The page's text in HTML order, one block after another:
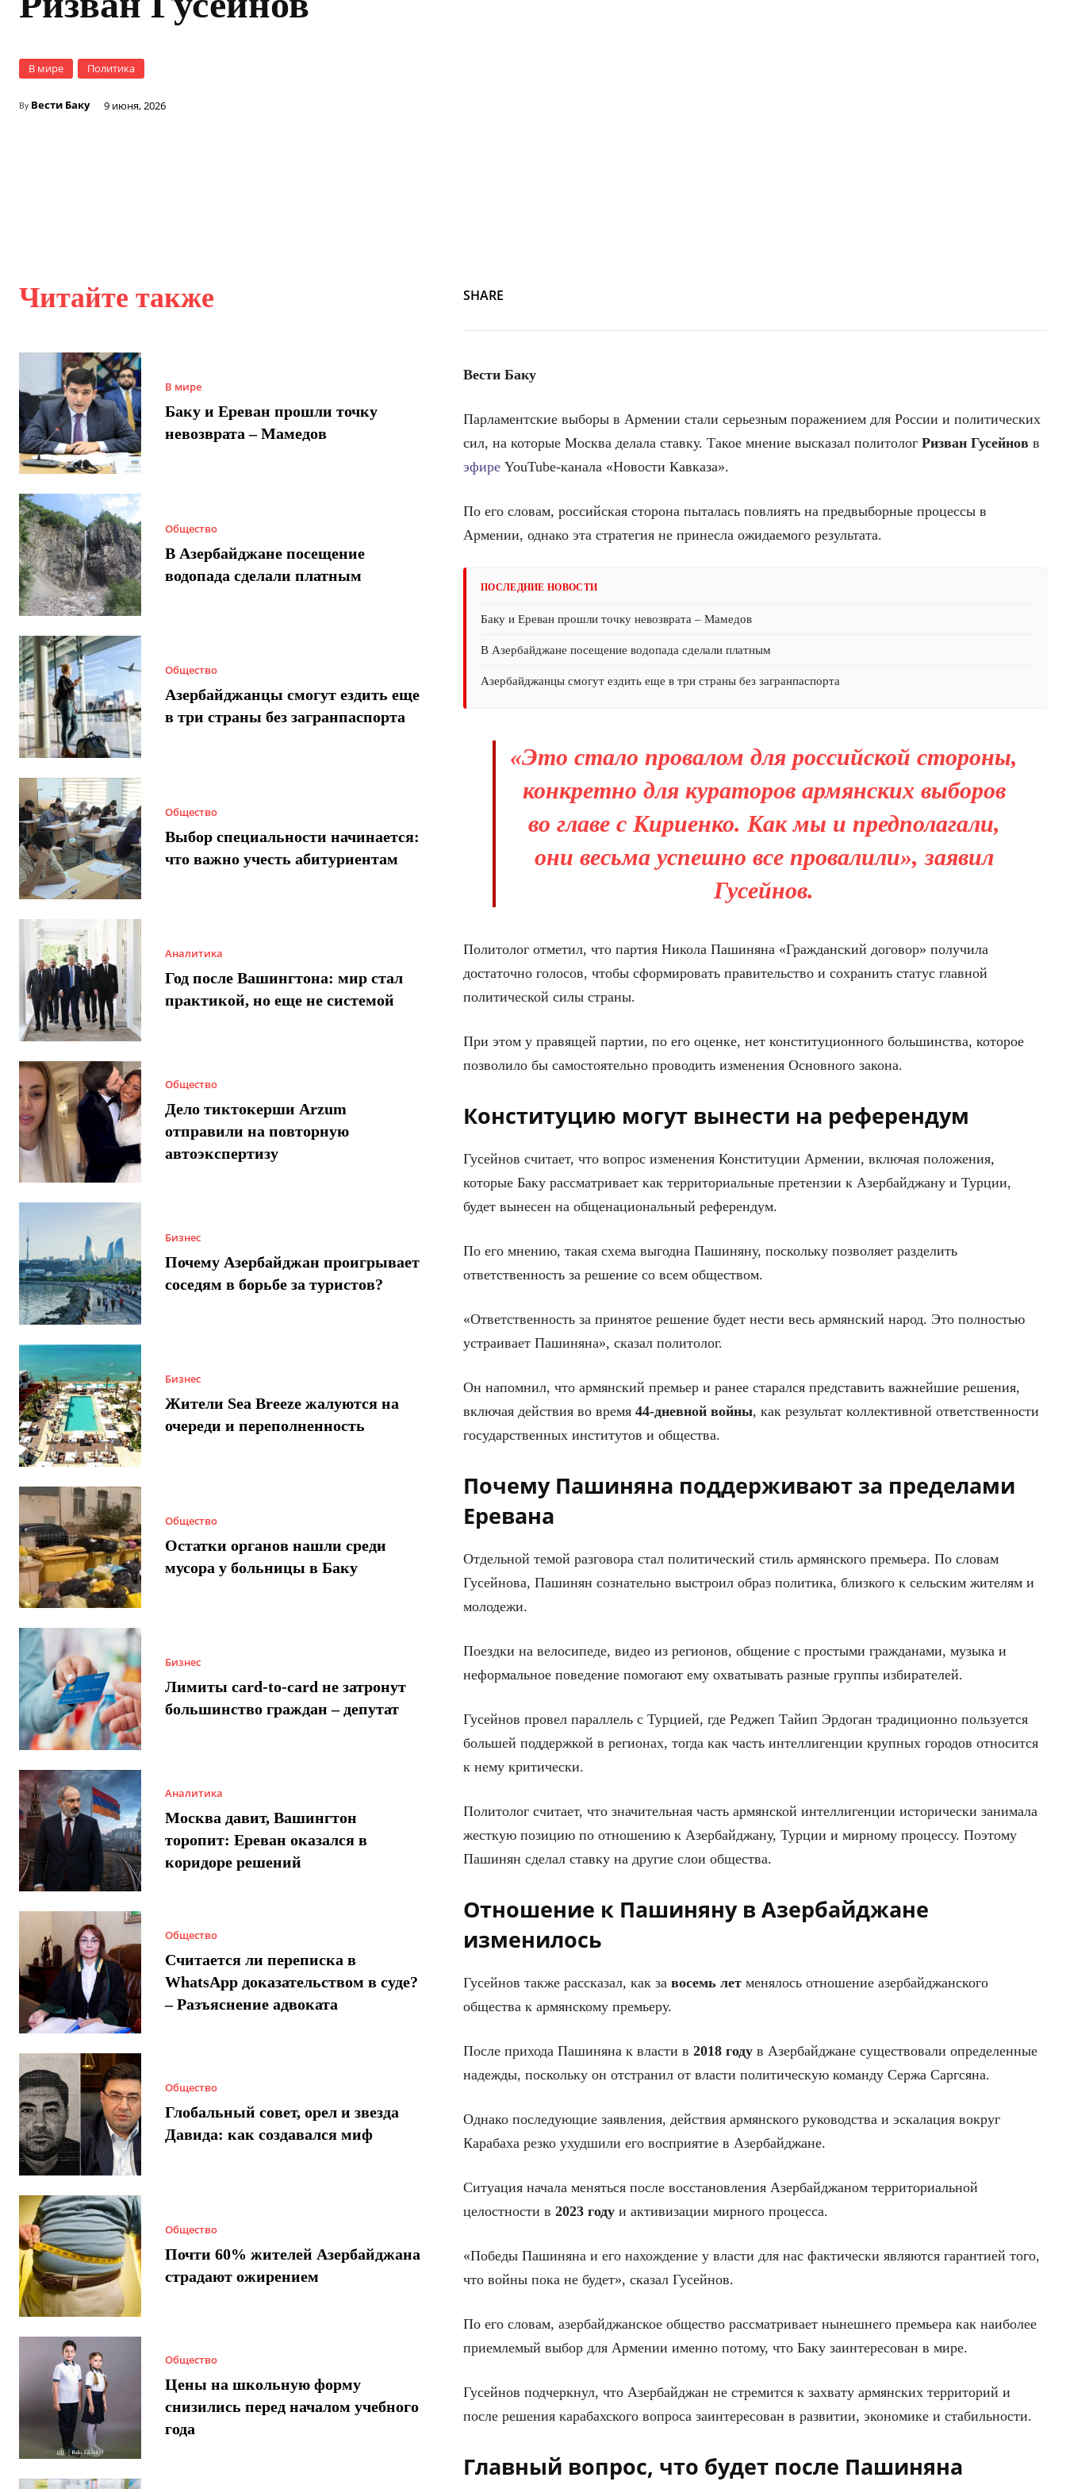
В мире Политика
By Вести Баку 9 июня, 2026
Читайте также
В мире
Баку и Ереван прошли точку
невозврата – Мамедов
Общество
В Азербайджане посещение
водопада сделали платным
Общество
Азербайджанцы смогут ездить еще
в три страны без загранпаспорта
Общество
Выбор специальности начинается:
что важно учесть абитуриентам
Аналитика
Год после Вашингтона: мир стал
практикой, но еще не системой
Общество
Дело тиктокерши Arzum
отправили на повторную
автоэкспертизу
Бизнес
Почему Азербайджан проигрывает
соседям в борьбе за туристов?
Бизнес
Жители Sea Breeze жалуются на
очереди и переполненность
Общество
Остатки органов нашли среди
мусора у больницы в Баку
Бизнес
Лимиты card-to-card не затронут
большинство граждан – депутат
Аналитика
Москва давит, Вашингтон
торопит: Ереван оказался в
коридоре решений
Общество
Считается ли переписка в
WhatsApp доказательством в суде?
– Разъяснение адвоката
Общество
Глобальный совет, орел и звезда
Давида: как создавался миф
Общество
Почти 60% жителей Азербайджана
страдают ожирением
Общество
Цены на школьную форму
снизились перед началом учебного
года
SHARE
Вести Баку
Парламентские выборы в Армении стали серьезным поражением для России и политических
сил, на которые Москва делала ставку. Такое мнение высказал политолог Ризван Гусейнов в
эфире YouTube-канала «Новости Кавказа».
По его словам, российская сторона пыталась повлиять на предвыборные процессы в
Армении, однако эта стратегия не принесла ожидаемого результата.
ПОСЛЕДНИЕ НОВОСТИ
Баку и Ереван прошли точку невозврата – Мамедов
В Азербайджане посещение водопада сделали платным
Азербайджанцы смогут ездить еще в три страны без загранпаспорта
«Это стало провалом для российской стороны,
конкретно для кураторов армянских выборов
во главе с Кириенко. Как мы и предполагали,
они весьма успешно все провалили», заявил
Гусейнов.
Политолог отметил, что партия Никола Пашиняна «Гражданский договор» получила
достаточно голосов, чтобы сформировать правительство и сохранить статус главной
политической силы страны.
При этом у правящей партии, по его оценке, нет конституционного большинства, которое
позволило бы самостоятельно проводить изменения Основного закона.
Конституцию могут вынести на референдум
Гусейнов считает, что вопрос изменения Конституции Армении, включая положения,
которые Баку рассматривает как территориальные претензии к Азербайджану и Турции,
будет вынесен на общенациональный референдум.
По его мнению, такая схема выгодна Пашиняну, поскольку позволяет разделить
ответственность за решение со всем обществом.
«Ответственность за принятое решение будет нести весь армянский народ. Это полностью
устраивает Пашиняна», сказал политолог.
Он напомнил, что армянский премьер и ранее старался представить важнейшие решения,
включая действия во время 44-дневной войны, как результат коллективной ответственности
государственных институтов и общества.
Почему Пашиняна поддерживают за пределами
Еревана
Отдельной темой разговора стал политический стиль армянского премьера. По словам
Гусейнова, Пашинян сознательно выстроил образ политика, близкого к сельским жителям и
молодежи.
Поездки на велосипеде, видео из регионов, общение с простыми гражданами, музыка и
неформальное поведение помогают ему охватывать разные группы избирателей.
Гусейнов провел параллель с Турцией, где Реджеп Тайип Эрдоган традиционно пользуется
большей поддержкой в регионах, тогда как часть интеллигенции крупных городов относится
к нему критически.
Политолог считает, что значительная часть армянской интеллигенции исторически занимала
жесткую позицию по отношению к Азербайджану, Турции и мирному процессу. Поэтому
Пашинян сделал ставку на другие слои общества.
Отношение к Пашиняну в Азербайджане
изменилось
Гусейнов также рассказал, как за восемь лет менялось отношение азербайджанского
общества к армянскому премьеру.
После прихода Пашиняна к власти в 2018 году в Азербайджане существовали определенные
надежды, поскольку он отстранил от власти политическую команду Сержа Саргсяна.
Однако последующие заявления, действия армянского руководства и эскалация вокруг
Карабаха резко ухудшили его восприятие в Азербайджане.
Ситуация начала меняться после восстановления Азербайджаном территориальной
целостности в 2023 году и активизации мирного процесса.
«Победы Пашиняна и его нахождение у власти для нас фактически являются гарантией того,
что войны пока не будет», сказал Гусейнов.
По его словам, азербайджанское общество рассматривает нынешнего премьера как наиболее
приемлемый выбор для Армении именно потому, что Баку заинтересован в мире.
Гусейнов подчеркнул, что Азербайджан не стремится к захвату армянских территорий и
после решения карабахского вопроса заинтересован в развитии, экономике и стабильности.
Главный вопрос, что будет после Пашиняна